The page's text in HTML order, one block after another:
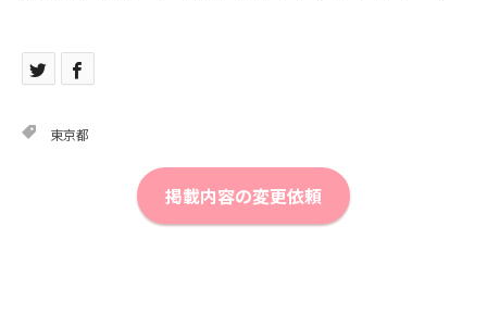
東京都
掲載内容の変更依頼